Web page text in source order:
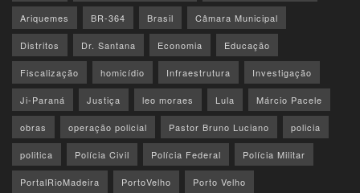
Ariquemes BR-364 Brasil Câmara Municipal
Distritos Dr. Santana Economia Educação
Fiscalização homicídio Infraestrutura Investigação
Ji-Paraná Justiça leo moraes Lula Márcio Pacele
obras operação policial Pastor Bruno Luciano policia
politica Polícia Civil Polícia Federal Polícia Militar
PortalRioMadeira PortoVelho Porto Velho